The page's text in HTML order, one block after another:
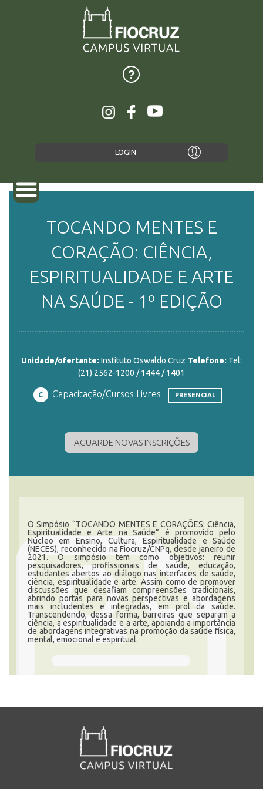
LOGIN
DOCENTES
INSCRIÇÃO E SELEÇÃO
CONTATO
TOCANDO MENTES E
CORAÇÃO: CIÊNCIA,
ESPIRITUALIDADE E ARTE
NA SAÚDE - 1º EDIÇÃO
Unidade/ofertante: Instituto Oswaldo Cruz Telefone: Tel:
(21) 2562-1200 / 1444 / 1401
C Capacitação/Cursos Livres PRESENCIAL
AGUARDE NOVAS INSCRIÇÕES
O Simpósio “TOCANDO MENTES E CORAÇÕES: Ciência,
Espiritualidade e Arte na Saúde” é promovido pelo
Núcleo em Ensino, Cultura, Espiritualidade e Saúde
(NECES), reconhecido na Fiocruz/CNPq, desde janeiro de
2021. O simpósio tem como objetivos: reunir
pesquisadores, profissionais de saúde, educação,
estudantes abertos ao diálogo nas interfaces de saúde,
ciência, espiritualidade e arte. Assim como de promover
discussões que desafiam compreensões tradicionais,
abrindo portas para novas perspectivas e abordagens
mais includentes e integradas, em prol da saúde.
Transcendendo, dessa forma, barreiras que separam a
ciência, a espiritualidade e a arte, apoiando a importância
de abordagens integrativas na promoção da saúde física,
mental, emocional e espiritual.